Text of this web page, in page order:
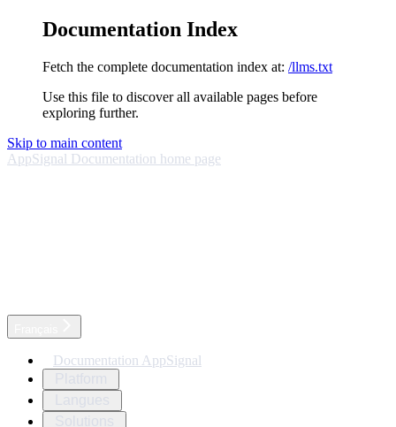
Documentation Index
Fetch the complete documentation index at: /llms.txt
Use this file to discover all available pages before
exploring further.
Skip to main content
AppSignal Documentation home page
Documentation AppSignal